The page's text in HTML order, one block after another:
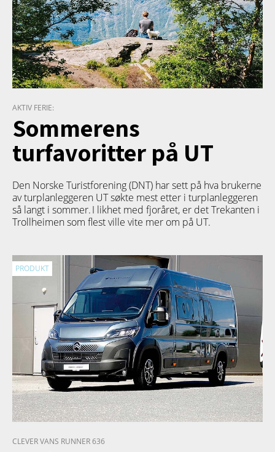
AKTIV FERIE:
Sommerens
turfavoritter på UT
Den Norske Turistforening (DNT) har sett på hva brukerne
av turplanleggeren UTsøkte mest etter i turplanleggeren
så langt i sommer. I likhet med fjoråret, er det Trekanten i
Trollheimen som flest ville vite mer om på UT.
PRODUKT
CLEVER VANS RUNNER 636